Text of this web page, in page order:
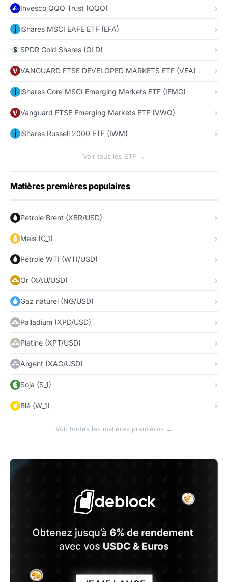
Invesco QQQ Trust (QQQ)
iShares MSCI EAFE ETF (EFA)
SPDR Gold Shares (GLD)
VANGUARD FTSE DEVELOPED MARKETS ETF (VEA)
iShares Core MSCI Emerging Markets ETF (IEMG)
Vanguard FTSE Emerging Markets ETF (VWO)
iShares Russell 2000 ETF (IWM)
Voir tous les ETF →
Matières premières populaires
Pétrole Brent (XBR/USD)
Maïs (C_1)
Pétrole WTI (WTI/USD)
Or (XAU/USD)
Gaz naturel (NG/USD)
Palladium (XPD/USD)
Platine (XPT/USD)
Argent (XAG/USD)
Soja (S_1)
Blé (W_1)
Voir toutes les matières premières →